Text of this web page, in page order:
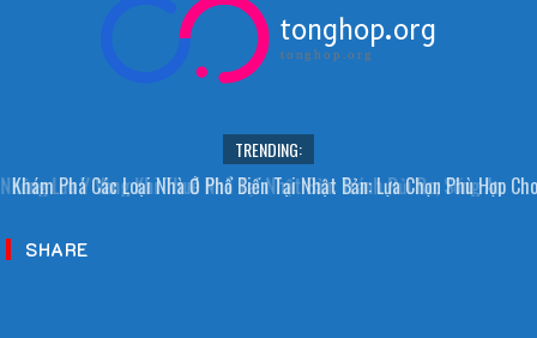
tonghop.org
tonghop.org
TRENDING:
Khám Phá Các Loại Nhà Ở Phổ Biến Tại Nhật Bản: Lựa Chọn Phù Hợp Cho
SHARE